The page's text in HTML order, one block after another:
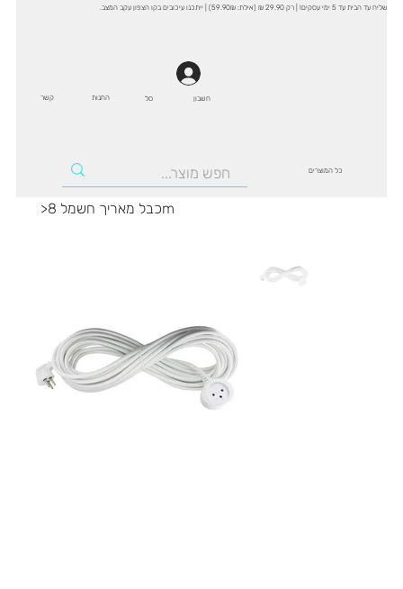
שליח עד הבית עד 5 ימי עסקים! | רק 29.90 ₪ (אילת: 59.90₪) | ייתכנו עיכובים בקו הצפון עקב המצב.
חשבון סל קשר החנות
כל המוצרים
> כבל מאריך חשמל 8m